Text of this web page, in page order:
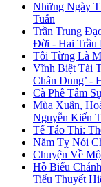
Những Ngày
Tuấn
Trần Trung
Đời - Hai Trầu
Tôi Từng Là
Vĩnh Biệt Tài
Chân Dung’ -
Cà Phê Tâm
Mùa Xuân,
Nguyễn Kiến
Tế Táo Thi:
Năm Tỵ Nói
Chuyện Về
Hồ Biểu
Tiểu Thuyết